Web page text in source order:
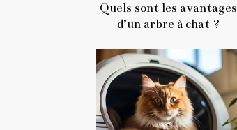
Quels sont les avantages
d’un arbre à chat ?